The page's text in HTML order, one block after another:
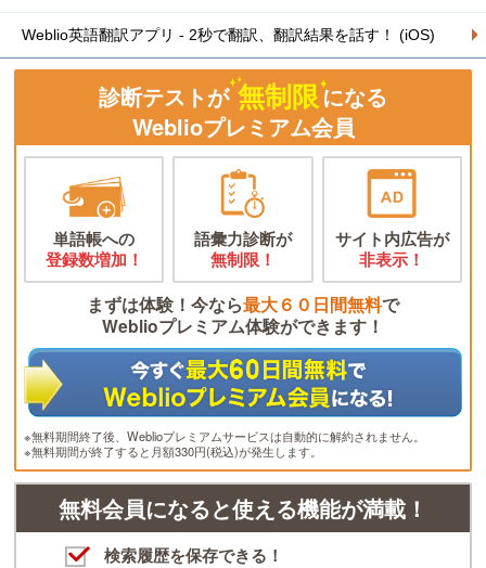
Weblio英語翻訳アプリ - 2秒で翻訳、翻訳結果を話す！ (iOS)
診断テストが 無制限になる
Weblioプレミアム会員
単語帳への
登録数増加！
語彙力診断が
無制限！
サイト内広告が
非表示！
まずは体験！今なら最大６０日間無料で
Weblioプレミアム体験ができます！
※無料期間終了後、Weblioプレミアムサービスは自動的に解約されません。
※無料期間が終了すると月額330円(税込)が発生します。
無料会員になると使える機能が満載！
検索履歴を保存できる！